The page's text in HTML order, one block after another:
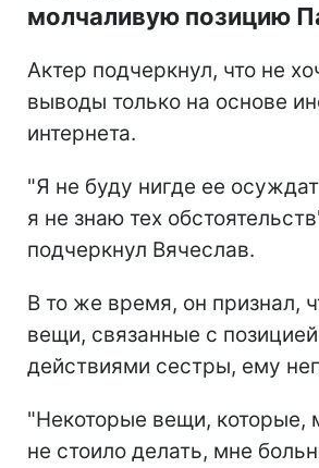
молчаливую позицию
Актер подчеркнул, что не
выводы только на основе
интернета.
"Я не буду нигде ее
я не знаю тех
подчеркнул Вячеслав.
В то же время, он признал,
вещи, связанные с
действиями сестры, ему
"Некоторые вещи, которые,
не стоило делать, мне